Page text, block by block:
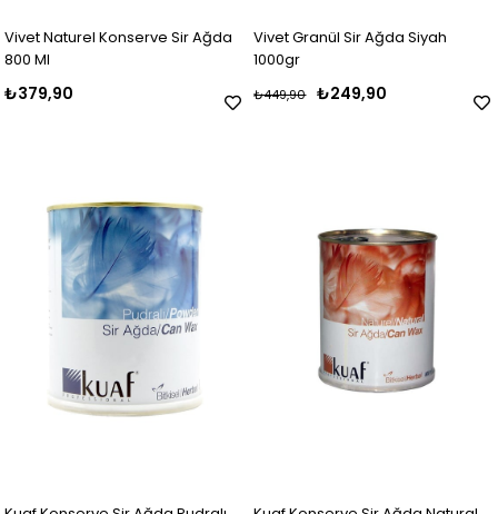
Vivet Naturel Konserve Sir Ağda
800 Ml
₺379,90
Vivet Granül Sir Ağda Siyah
1000gr
₺249,90
₺449,90